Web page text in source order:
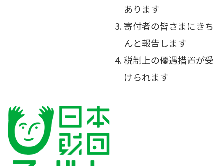
あります
寄付者の皆さまにきち
んと報告します
税制上の優遇措置が受
けられます